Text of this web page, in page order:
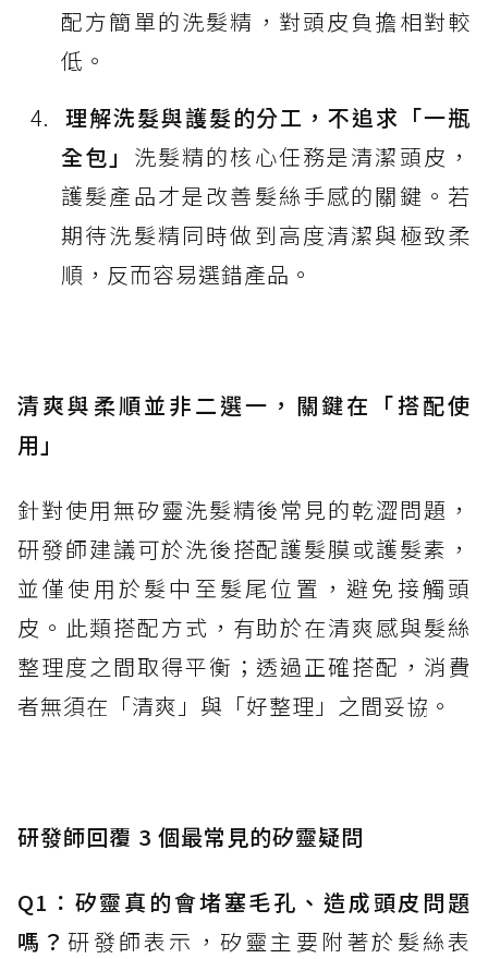
配方簡單的洗髮精，對頭皮負擔相對較
低。
理解洗髮與護髮的分工，不追求「一瓶
全包」 洗髮精的核心任務是清潔頭皮，
護髮產品才是改善髮絲手感的關鍵。若
期待洗髮精同時做到高度清潔與極致柔
順，反而容易選錯產品。
清爽與柔順並非二選一，關鍵在「搭配使
用」
針對使用無矽靈洗髮精後常見的乾澀問題，
研發師建議可於洗後搭配護髮膜或護髮素，
並僅使用於髮中至髮尾位置，避免接觸頭
皮。此類搭配方式，有助於在清爽感與髮絲
整理度之間取得平衡；透過正確搭配，消費
者無須在「清爽」與「好整理」之間妥協。
研發師回覆 3 個最常見的矽靈疑問
Q1：矽靈真的會堵塞毛孔、造成頭皮問題
嗎？ 研發師表示，矽靈主要附著於髮絲表